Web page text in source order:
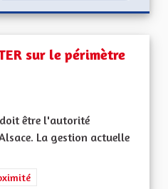
sur le périmètre
être l'autorité
La gestion actuelle
: Les services publics en